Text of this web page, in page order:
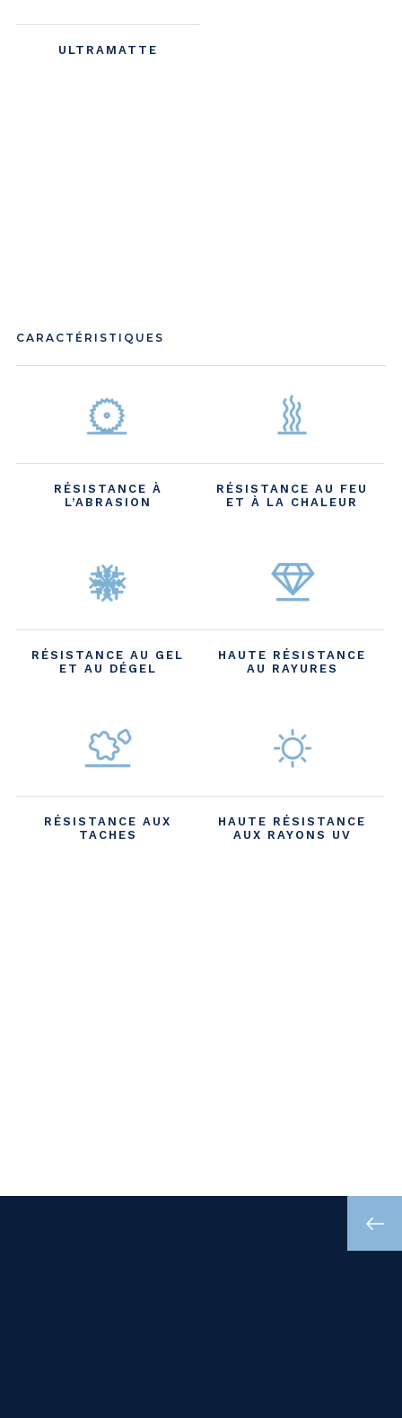
ULTRAMATTE
CARACTÉRISTIQUES
RÉSISTANCE À
L’ABRASION
RÉSISTANCE AU FEU
ET À LA CHALEUR
RÉSISTANCE AU GEL
ET AU DÉGEL
HAUTE RÉSISTANCE
AU RAYURES
RÉSISTANCE AUX
TACHES
HAUTE RÉSISTANCE
AUX RAYONS UV